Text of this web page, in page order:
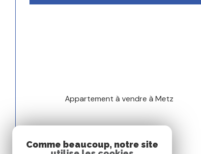
Appartement à vendre à Metz
Comme beaucoup, notre site